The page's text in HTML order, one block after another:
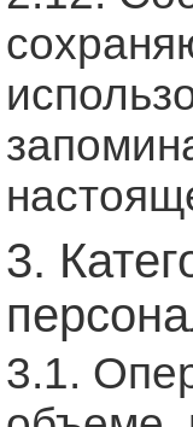
3.
3.1.